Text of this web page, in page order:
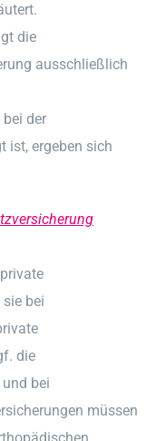
die
ausschließlich
der
ist, ergeben sich
bei
die
bei
müssen